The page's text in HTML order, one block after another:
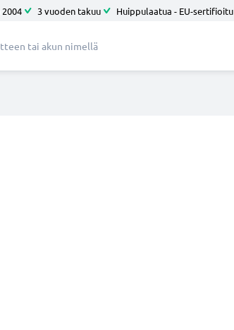
3 vuoden takuu Huippulaatua - EU-sertifioitu